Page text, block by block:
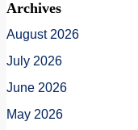
Archives
August 2026
July 2026
June 2026
May 2026